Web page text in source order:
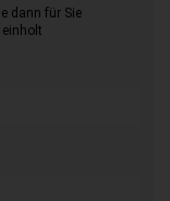
dann für Sie